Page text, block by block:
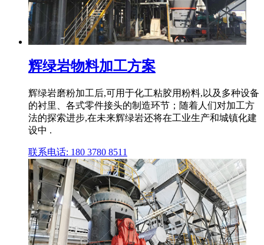
辉绿岩物料加工方案
辉绿岩磨粉加工后,可用于化工粘胶用粉料,以及多种设备
的衬里、各式零件接头的制造环节；随着人们对加工方
法的探索进步,在未来辉绿岩还将在工业生产和城镇化建
设中 .
联系电话: 180 3780 8511